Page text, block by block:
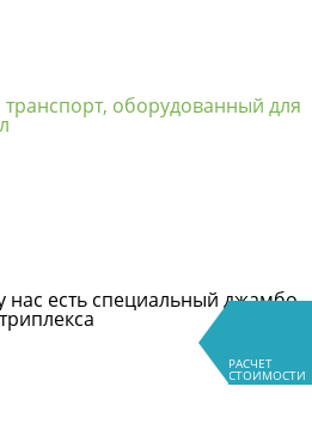
РАСЧЕТ
СТОИМОСТИ
оборудованный для
нас есть специальный джамбо-